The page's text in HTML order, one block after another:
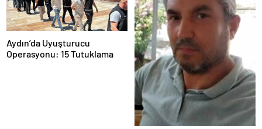
Aydın’da Uyuşturucu
Operasyonu: 15 Tutuklama